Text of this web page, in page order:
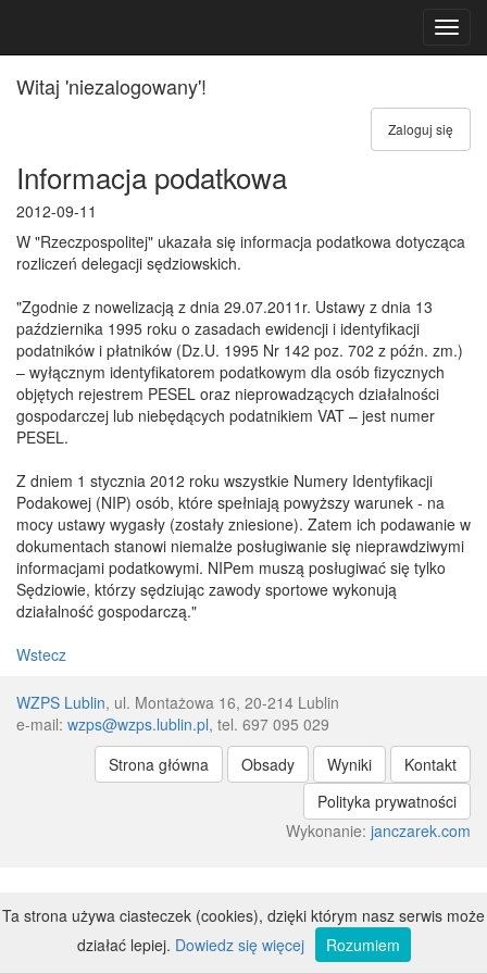
Witaj 'niezalogowany'!
Zaloguj się
Informacja podatkowa
2012-09-11
W "Rzeczpospolitej" ukazała się informacja podatkowa dotycząca
rozliczeń delegacji sędziowskich.
"Zgodnie z nowelizacją z dnia 29.07.2011r. Ustawy z dnia 13
października 1995 roku o zasadach ewidencji i identyfikacji
podatników i płatników (Dz.U. 1995 Nr 142 poz. 702 z późn. zm.)
– wyłącznym identyfikatorem podatkowym dla osób fizycznych
objętych rejestrem PESEL oraz nieprowadzących działalności
gospodarczej lub niebędących podatnikiem VAT – jest numer
PESEL.
Z dniem 1 stycznia 2012 roku wszystkie Numery Identyfikacji
Podakowej (NIP) osób, które spełniają powyższy warunek - na
mocy ustawy wygasły (zostały zniesione). Zatem ich podawanie w
dokumentach stanowi niemalże posługiwanie się nieprawdziwymi
informacjami podatkowymi. NIPem muszą posługiwać się tylko
Sędziowie, którzy sędziując zawody sportowe wykonują
działalność gospodarczą."
Wstecz
WZPS Lublin, ul. Montażowa 16, 20-214 Lublin
e-mail: wzps@wzps.lublin.pl, tel. 697 095 029
Strona główna
Obsady Wyniki
Kontakt
Polityka prywatności
Wykonanie: janczarek.com
Ta strona używa ciasteczek (cookies), dzięki którym nasz serwis może
działać lepiej. Dowiedz się więcej Rozumiem